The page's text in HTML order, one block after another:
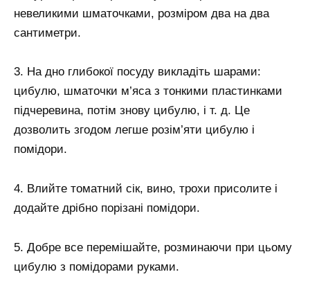
невеликими шматочками, розміром два на два
сантиметри.
3. На дно глибокої посуду викладіть шарами:
цибулю, шматочки м’яса з тонкими пластинками
підчеревина, потім знову цибулю, і т. д. Це
дозволить згодом легше розім’яти цибулю і
помідори.
4. Влийте томатний сік, вино, трохи присолите і
додайте дрібно порізані помідори.
5. Добре все перемішайте, розминаючи при цьому
цибулю з помідорами руками.